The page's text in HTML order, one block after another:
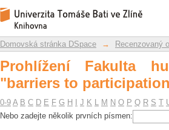
Prohlížení Fakulta
adult education"
Repozitář DSpace/Manakin
Domovská stránka DSpace → Recenzovaný
Prohlížení Fakulta
"barriers to
0-9 A B C D E F G H J K L M N O P Q R S T
Nebo zadejte několik prvních písmen: